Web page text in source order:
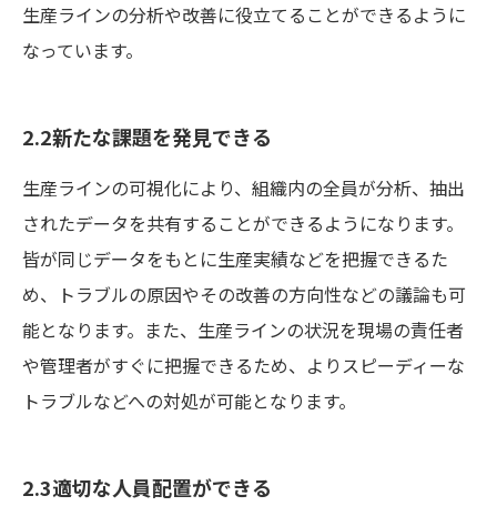
生産ラインの分析や改善に役立てることができるように
なっています。
2.2新たな課題を発見できる
生産ラインの可視化により、組織内の全員が分析、抽出
されたデータを共有することができるようになります。
皆が同じデータをもとに生産実績などを把握できるた
め、トラブルの原因やその改善の方向性などの議論も可
能となります。また、生産ラインの状況を現場の責任者
や管理者がすぐに把握できるため、よりスピーディーな
トラブルなどへの対処が可能となります。
2.3適切な人員配置ができる